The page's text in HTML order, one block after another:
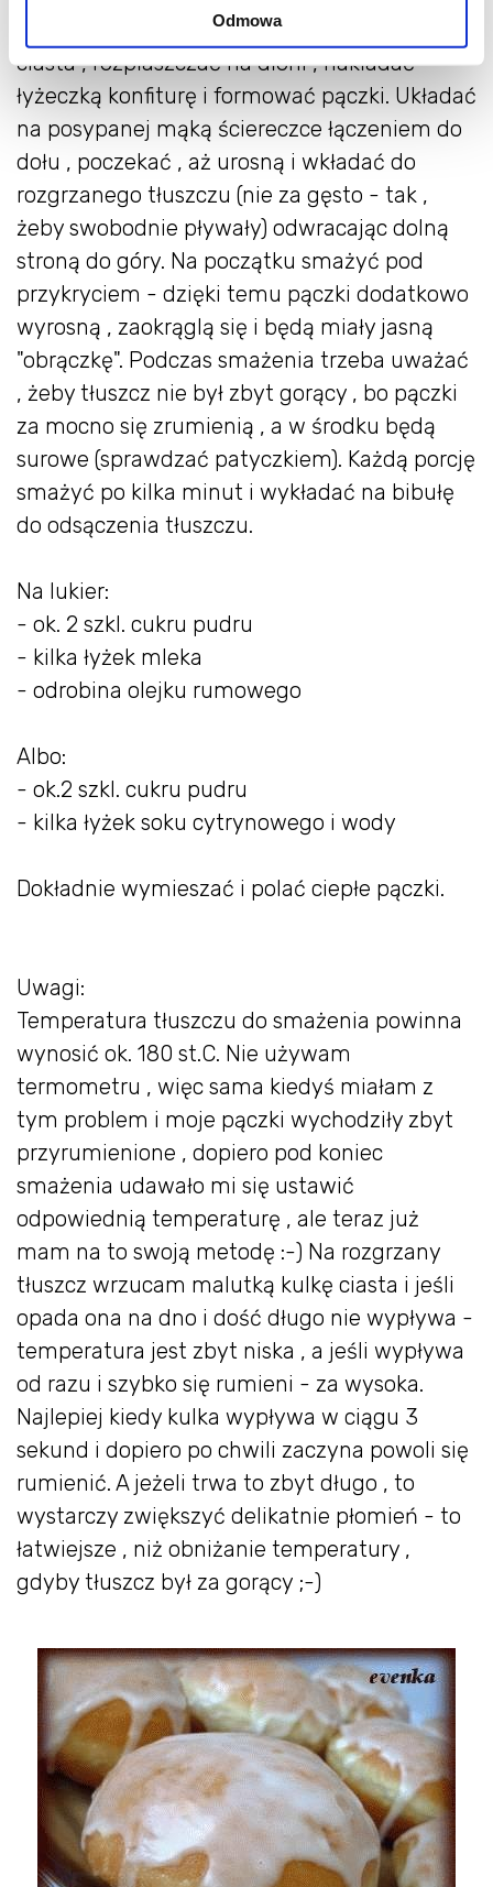
Odmowa
godziny). Następnie odrywać małe kawałki
ciasta , rozpłaszczać na dłoni , nakładać
łyżeczką konfiturę i formować pączki. Układać
na posypanej mąką ściereczce łączeniem do
dołu , poczekać , aż urosną i wkładać do
rozgrzanego tłuszczu (nie za gęsto - tak ,
żeby swobodnie pływały) odwracając dolną
stroną do góry. Na początku smażyć pod
przykryciem - dzięki temu pączki dodatkowo
wyrosną , zaokrąglą się i będą miały jasną
"obrączkę". Podczas smażenia trzeba uważać
, żeby tłuszcz nie był zbyt gorący , bo pączki
za mocno się zrumienią , a w środku będą
surowe (sprawdzać patyczkiem). Każdą porcję
smażyć po kilka minut i wykładać na bibułę
do odsączenia tłuszczu.
Na lukier:
- ok. 2 szkl. cukru pudru
- kilka łyżek mleka
- odrobina olejku rumowego
Albo:
- ok.2 szkl. cukru pudru
- kilka łyżek soku cytrynowego i wody
Dokładnie wymieszać i polać ciepłe pączki.
Uwagi:
Temperatura tłuszczu do smażenia powinna
wynosić ok. 180 st.C. Nie używam
termometru , więc sama kiedyś miałam z
tym problem i moje pączki wychodziły zbyt
przyrumienione , dopiero pod koniec
smażenia udawało mi się ustawić
odpowiednią temperaturę , ale teraz już
mam na to swoją metodę :-) Na rozgrzany
tłuszcz wrzucam malutką kulkę ciasta i jeśli
opada ona na dno i dość długo nie wypływa -
temperatura jest zbyt niska , a jeśli wypływa
od razu i szybko się rumieni - za wysoka.
Najlepiej kiedy kulka wypływa w ciągu 3
sekund i dopiero po chwili zaczyna powoli się
rumienić. A jeżeli trwa to zbyt długo , to
wystarczy zwiększyć delikatnie płomień - to
łatwiejsze , niż obniżanie temperatury ,
gdyby tłuszcz był za gorący ;-)